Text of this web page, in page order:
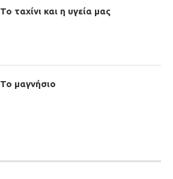
Το ταχίνι και η υγεία μας
Το μαγνήσιο